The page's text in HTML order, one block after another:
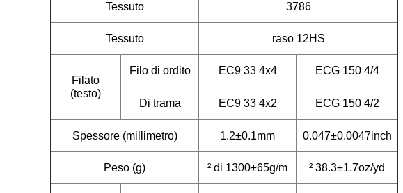
Tessuto
3786
Tessuto raso 12HS
Filato
(testo)
Filo di ordito EC9 33 4x4 ECG 150 4/4
Di trama EC9 33 4x2 ECG 150 4/2
Spessore (millimetro) 1.2±0.1mm 0.047±0.0047inch
Peso (g) ² di 1300±65g/m ² 38.3±1.7oz/yd